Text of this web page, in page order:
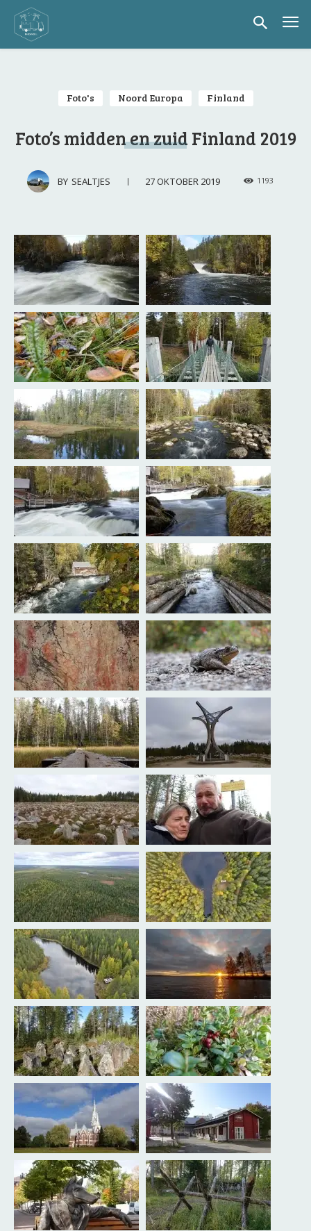
Foto's Noord Europa Finland
Foto’s midden en zuid Finland 2019
BY SEALTJES 27 OKTOBER 2019 1193